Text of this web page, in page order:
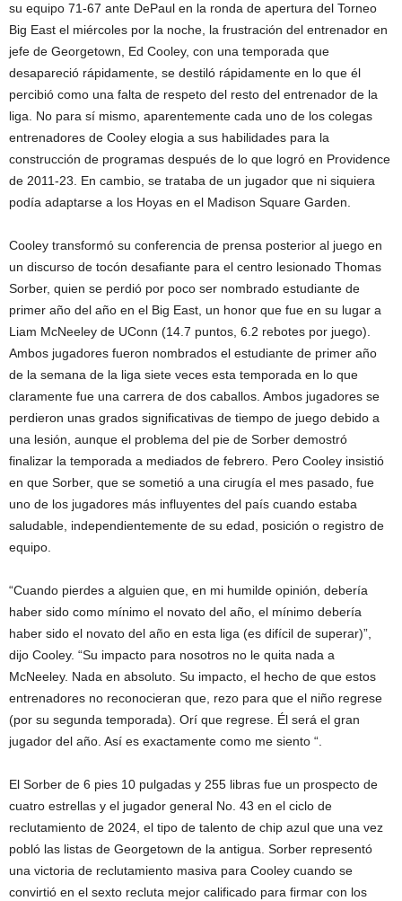
su equipo 71-67 ante DePaul en la ronda de apertura del Torneo
Big East el miércoles por la noche, la frustración del entrenador en
jefe de Georgetown, Ed Cooley, con una temporada que
desapareció rápidamente, se destiló rápidamente en lo que él
percibió como una falta de respeto del resto del entrenador de la
liga. No para sí mismo, aparentemente cada uno de los colegas
entrenadores de Cooley elogia a sus habilidades para la
construcción de programas después de lo que logró en Providence
de 2011-23. En cambio, se trataba de un jugador que ni siquiera
podía adaptarse a los Hoyas en el Madison Square Garden.
Cooley transformó su conferencia de prensa posterior al juego en
un discurso de tocón desafiante para el centro lesionado Thomas
Sorber, quien se perdió por poco ser nombrado estudiante de
primer año del año en el Big East, un honor que fue en su lugar a
Liam McNeeley de UConn (14.7 puntos, 6.2 rebotes por juego).
Ambos jugadores fueron nombrados el estudiante de primer año
de la semana de la liga siete veces esta temporada en lo que
claramente fue una carrera de dos caballos. Ambos jugadores se
perdieron unas grados significativas de tiempo de juego debido a
una lesión, aunque el problema del pie de Sorber demostró
finalizar la temporada a mediados de febrero. Pero Cooley insistió
en que Sorber, que se sometió a una cirugía el mes pasado, fue
uno de los jugadores más influyentes del país cuando estaba
saludable, independientemente de su edad, posición o registro de
equipo.
“Cuando pierdes a alguien que, en mi humilde opinión, debería
haber sido como mínimo el novato del año, el mínimo debería
haber sido el novato del año en esta liga (es difícil de superar)”,
dijo Cooley. “Su impacto para nosotros no le quita nada a
McNeeley. Nada en absoluto. Su impacto, el hecho de que estos
entrenadores no reconocieran que, rezo para que el niño regrese
(por su segunda temporada). Orí que regrese. Él será el gran
jugador del año. Así es exactamente como me siento “.
El Sorber de 6 pies 10 pulgadas y 255 libras fue un prospecto de
cuatro estrellas y el jugador general No. 43 en el ciclo de
reclutamiento de 2024, el tipo de talento de chip azul que una vez
pobló las listas de Georgetown de la antigua. Sorber representó
una victoria de reclutamiento masiva para Cooley cuando se
convirtió en el sexto recluta mejor calificado para firmar con los